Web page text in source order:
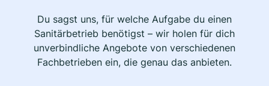
Du sagst uns, für welche Aufgabe du einen
Sanitärbetrieb benötigst – wir holen für dich
unverbindliche Angebote von verschiedenen
Fachbetrieben ein, die genau das anbieten.